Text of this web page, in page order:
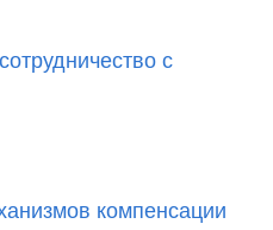
с
компенсации